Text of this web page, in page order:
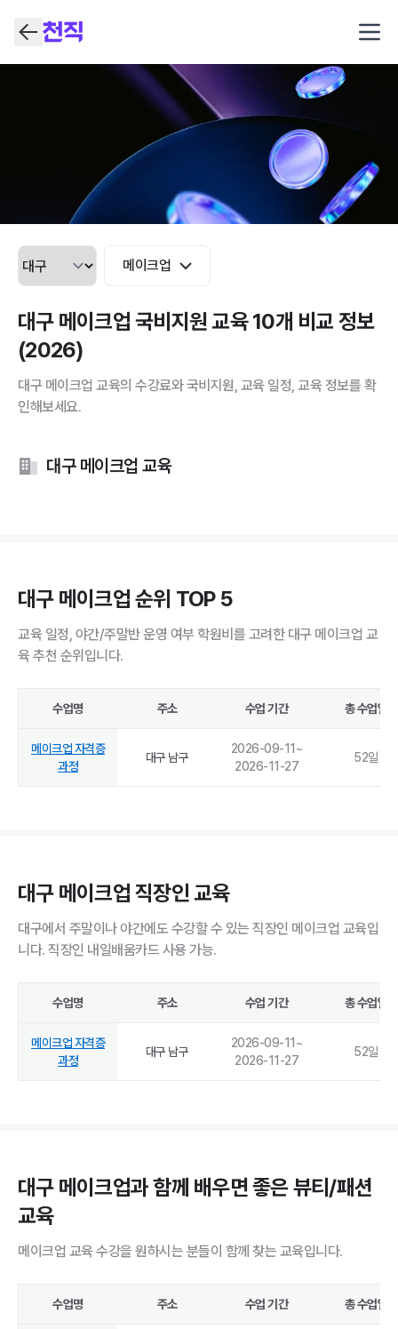
메이크업
대구 메이크업 국비지원 교육 10개 비교 정보
(2026)
대구 메이크업 교육의 수강료와 국비지원, 교육 일정, 교육 정보를 확
인해보세요.
대구 메이크업 교육
대구 메이크업 순위 TOP 5
교육 일정, 야간/주말반 운영 여부 학원비를 고려한 대구 메이크업 교
육 추천 순위입니다.
수업명 주소 수업 기간 총 수업일
메이크업 자격증
과정
대구 남구
2026-09-11 ~
2026-11-27
52일
대구 메이크업 직장인 교육
대구에서 주말이나 야간에도 수강할 수 있는 직장인 메이크업 교육입
니다. 직장인 내일배움카드 사용 가능.
수업명 주소 수업 기간 총 수업일
메이크업 자격증
과정
대구 남구
2026-09-11 ~
2026-11-27
52일
대구 메이크업과 함께 배우면 좋은 뷰티/패션
교육
메이크업 교육 수강을 원하시는 분들이 함께 찾는 교육입니다.
수업명 주소 수업 기간 총 수업일